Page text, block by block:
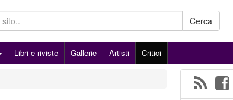
Cerca
Libri e riviste Gallerie Artisti Critici